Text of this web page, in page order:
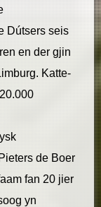
Dútsers seis
en der gjin
Katte-
de Boer
fan 20 jier
yn